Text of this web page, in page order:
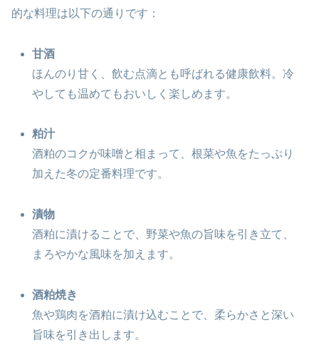
的な料理は以下の通りです：
甘酒
ほんのり甘く、飲む点滴とも呼ばれる健康飲料。冷
やしても温めてもおいしく楽しめます。
粕汁
酒粕のコクが味噌と相まって、根菜や魚をたっぷり
加えた冬の定番料理です。
漬物
酒粕に漬けることで、野菜や魚の旨味を引き立て、
まろやかな風味を加えます。
酒粕焼き
魚や鶏肉を酒粕に漬け込むことで、柔らかさと深い
旨味を引き出します。